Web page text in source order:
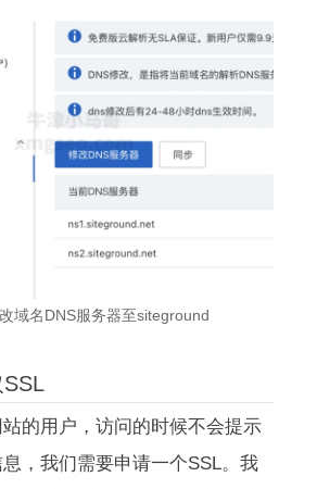
域名DNS服务器至siteground
的用户，访问的时候不会提示
，我们需要申请一个SSL。我